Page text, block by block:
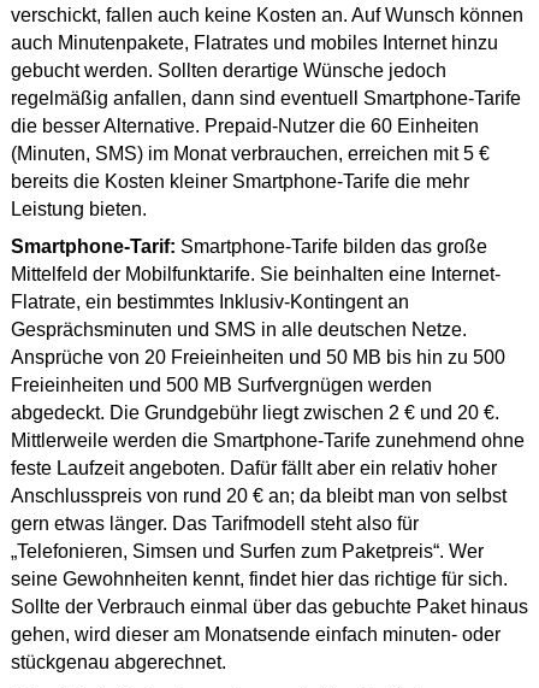
verschickt, fallen auch keine Kosten an. Auf Wunsch können
auch Minutenpakete, Flatrates und mobiles Internet hinzu
gebucht werden. Sollten derartige Wünsche jedoch
regelmäßig anfallen, dann sind eventuell Smartphone-Tarife
die besser Alternative. Prepaid-Nutzer die 60 Einheiten
(Minuten, SMS) im Monat verbrauchen, erreichen mit 5 €
bereits die Kosten kleiner Smartphone-Tarife die mehr
Leistung bieten.
Smartphone-Tarif: Smartphone-Tarife bilden das große
Mittelfeld der Mobilfunktarife. Sie beinhalten eine Internet-
Flatrate, ein bestimmtes Inklusiv-Kontingent an
Gesprächsminuten und SMS in alle deutschen Netze.
Ansprüche von 20 Freieinheiten und 50 MB bis hin zu 500
Freieinheiten und 500 MB Surfvergnügen werden
abgedeckt. Die Grundgebühr liegt zwischen 2 € und 20 €.
Mittlerweile werden die Smartphone-Tarife zunehmend ohne
feste Laufzeit angeboten. Dafür fällt aber ein relativ hoher
Anschlusspreis von rund 20 € an; da bleibt man von selbst
gern etwas länger. Das Tarifmodell steht also für
„Telefonieren, Simsen und Surfen zum Paketpreis“. Wer
seine Gewohnheiten kennt, findet hier das richtige für sich.
Sollte der Verbrauch einmal über das gebuchte Paket hinaus
gehen, wird dieser am Monatsende einfach minuten- oder
stückgenau abgerechnet.